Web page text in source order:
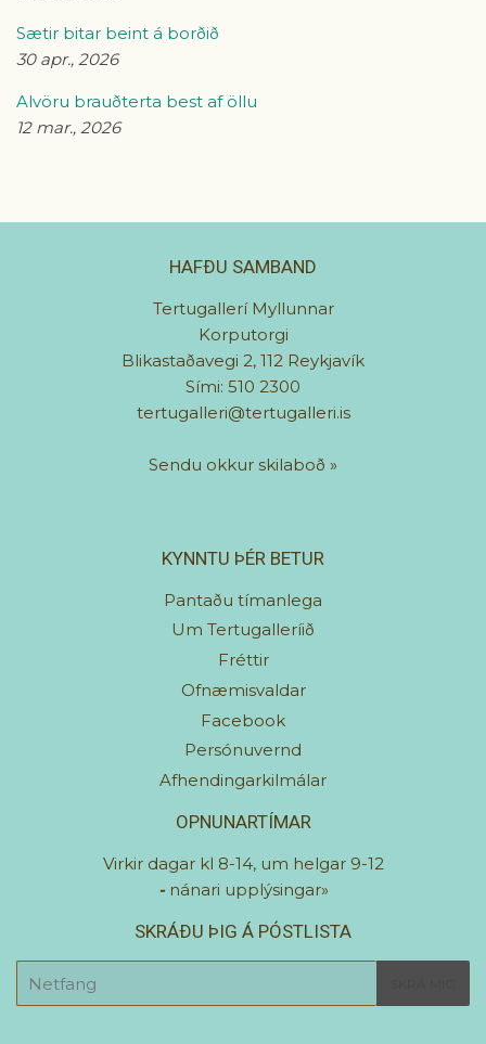
Sætir bitar beint á borðið
30 apr., 2026
Alvöru brauðterta best af öllu
12 mar., 2026
HAFÐU SAMBAND
Tertugallerí Myllunnar
Korputorgi
Blikastaðavegi 2, 112 Reykjavík
Sími: 510 2300
tertugalleri@tertugalleri.is
Sendu okkur skilaboð »
KYNNTU ÞÉR BETUR
Pantaðu tímanlega
Um Tertugalleríið
Fréttir
Ofnæmisvaldar
Facebook
Persónuvernd
Afhendingarkilmálar
OPNUNARTÍMAR
Virkir dagar kl 8-14, um helgar 9-12
- nánari upplýsingar»
SKRÁÐU ÞIG Á PÓSTLISTA
mail